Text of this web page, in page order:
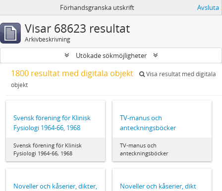
Förhandsgranska utskrift Avsluta
Visar 68623 resultat
Arkivbeskrivning
Utökade sökmöjligheter
1800 resultat med digitala objekt
Visa resultat med digitala
objekt
Svensk förening för Klinisk
Fysiologi 1964‐66, 1968
Svensk förening för Klinisk
Fysiologi 1964‐66, 1968
TV-manus och
anteckningsböcker
TV-manus och
anteckningsböcker
Noveller och kåserier, dikter,
Noveller och kåserier, dikt